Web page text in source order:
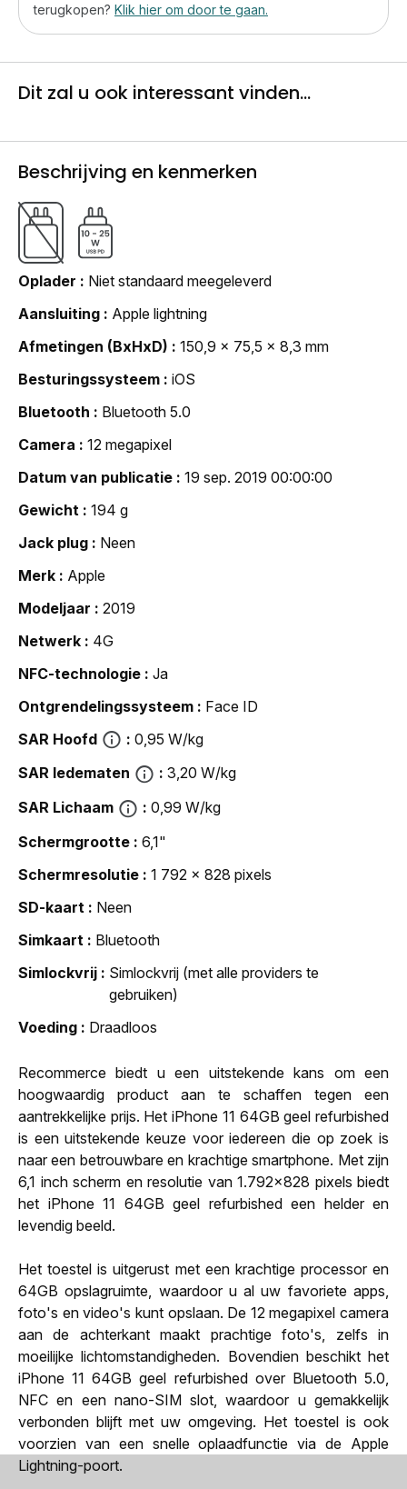
terugkopen? Klik hier om door te gaan.
Dit zal u ook interessant vinden...
Beschrijving en kenmerken
Oplader
Niet standaard meegeleverd
Aansluiting
Apple lightning
Afmetingen (BxHxD)
150,9 x 75,5 x 8,3 mm
Besturingssysteem
iOS
Bluetooth
Bluetooth 5.0
Camera
12 megapixel
Datum van publicatie
19 sep. 2019 00:00:00
Gewicht
194 g
Jack plug
Neen
Merk
Apple
Modeljaar
2019
Netwerk
4G
NFC-technologie
Ja
Ontgrendelingssysteem
Face ID
SAR Hoofd
0,95 W/kg
SAR ledematen
3,20 W/kg
SAR Lichaam
0,99 W/kg
Schermgrootte
6,1"
Schermresolutie
1 792 x 828 pixels
SD-kaart
Neen
Simkaart
Bluetooth
Simlockvrij
Simlockvrij (met alle providers te
gebruiken)
Voeding
Draadloos
Recommerce biedt u een uitstekende kans om een
hoogwaardig product aan te schaffen tegen een
aantrekkelijke prijs. Het iPhone 11 64GB geel refurbished
is een uitstekende keuze voor iedereen die op zoek is
naar een betrouwbare en krachtige smartphone. Met zijn
6,1 inch scherm en resolutie van 1.792x828 pixels biedt
het iPhone 11 64GB geel refurbished een helder en
levendig beeld.
Het toestel is uitgerust met een krachtige processor en
64GB opslagruimte, waardoor u al uw favoriete apps,
foto's en video's kunt opslaan. De 12 megapixel camera
aan de achterkant maakt prachtige foto's, zelfs in
moeilijke lichtomstandigheden. Bovendien beschikt het
iPhone 11 64GB geel refurbished over Bluetooth 5.0,
NFC en een nano-SIM slot, waardoor u gemakkelijk
verbonden blijft met uw omgeving. Het toestel is ook
voorzien van een snelle oplaadfunctie via de Apple
Lightning-poort.